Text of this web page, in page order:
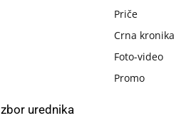
Priče
Crna kronika
Foto-video
Promo
urednika